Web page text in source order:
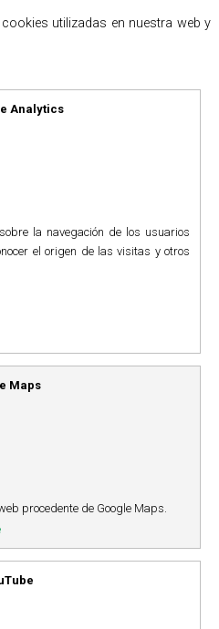
utilizadas en nuestra web y
Analytics
la navegación de los usuarios
el origen de las visitas y otros
Maps
procedente de Google Maps.